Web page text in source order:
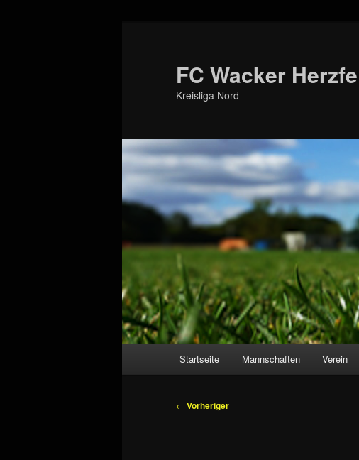
FC Wacker
Kreisliga Nord
Startseite Mannschaften Verein
Beitragsnavigation
← Vorheriger